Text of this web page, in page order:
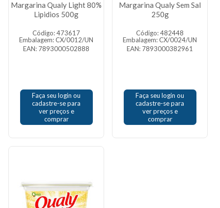
Margarina Qualy Light 80%
Lipidios 500g
Código: 473617
Embalagem: CX/0012/UN
EAN: 7893000502888
Faça seu login ou
cadastre-se para
ver preços e
comprar
Margarina Qualy Sem Sal
250g
Código: 482448
Embalagem: CX/0024/UN
EAN: 7893000382961
Faça seu login ou
cadastre-se para
ver preços e
comprar